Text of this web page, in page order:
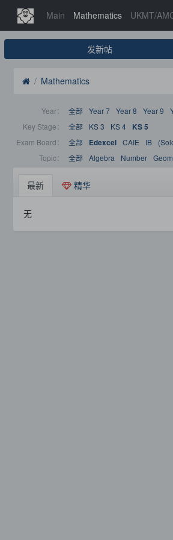
Main Mathematics UKMT/
发新帖
Mathematics
Year： 全部 Year 7 Year 8 Year 9
Key Stage：
全部 KS 3 KS 4
KS 5
Exam Board：
全部 Edexcel CAIE IB
Topic：
全部 Algebra Number
最新 精华
无